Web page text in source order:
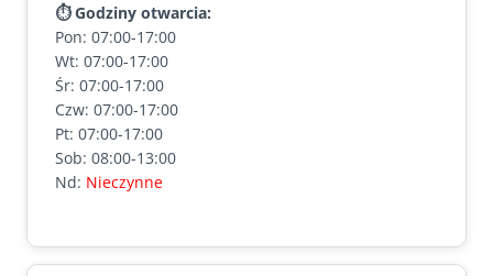
⏱ Godziny otwarcia:
Pon: 07:00-17:00
Wt: 07:00-17:00
Śr: 07:00-17:00
Czw: 07:00-17:00
Pt: 07:00-17:00
Sob: 08:00-13:00
Nd: Nieczynne